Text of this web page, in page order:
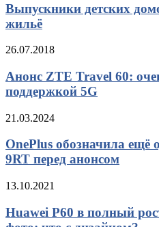
Выпускники детских
жильё
26.07.2018
Анонс ZTE Travel 60:
поддержкой 5G
21.03.2024
OnePlus обозначила ещё
9RT перед анонсом
13.10.2021
Huawei P60 в полный